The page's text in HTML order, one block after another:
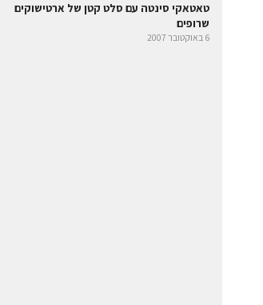
טאטאקי סינטה עם סלט קטן של ארטישוקים
שרופים
6 באוקטובר 2007